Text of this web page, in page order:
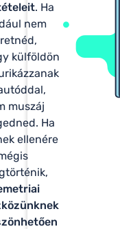
. Ha
nem
külföldön
muszáj
Ha
ellenére